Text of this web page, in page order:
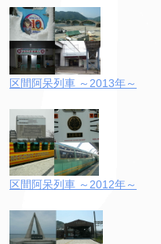
区間阿呆列車 ～2013年～
区間阿呆列車 ～2012年～